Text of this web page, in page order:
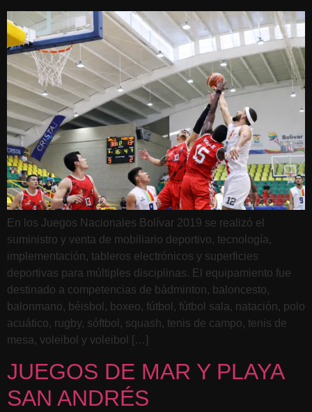
En los Juegos Nacionales Bolívar 2019 se realizó el
suministro y venta de mobiliario deportivo, tecnología,
implementación, tableros electrónicos y superficies
deportivas para múltiples disciplinas. El equipamiento fue
destinado a competencias de bádminton, baloncesto,
balonmano, béisbol, boxeo, fútbol, fútbol sala, natación, polo
acuático, rugby, sóftbol, squash, tenis de campo, tenis de
mesa, voleibol y voleibol […]
JUEGOS DE MAR Y PLAYA
SAN ANDRÉS